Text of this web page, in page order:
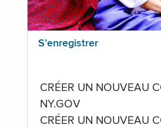
S’enregistrer
CRÉER UN NOUVEAU
NY.GOV
CRÉER UN NOUVEAU